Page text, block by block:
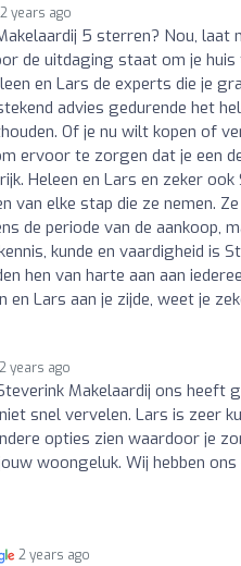
2 years ago
5 sterren? Nou, laat
de uitdaging staat om je
en Lars de experts die je
advies gedurende het
Of je nu wilt kopen of
ervoor te zorgen dat je een
Heleen en Lars en zeker
van elke stap die ze nemen.
de periode van de aankoop,
kunde en vaardigheid is
hen van harte aan aan
Lars aan je zijde, weet je
2 years ago
Makelaardij ons heeft
snel vervelen. Lars is zeer
opties zien waardoor je
woongeluk. Wij hebben
2 years ago